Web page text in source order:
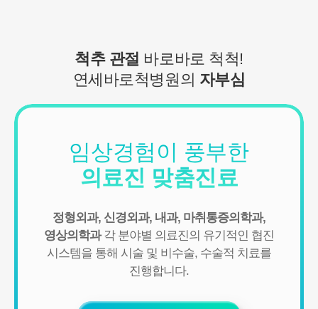
척추 관절 바로바로 척척!
연세바로척병원의 자부심
임상경험이 풍부한
의료진 맞춤진료
정형외과, 신경외과, 내과, 마취통증의학과,
영상의학과각 분야별 의료진의 유기적인 협진
시스템을 통해 시술 및 비수술, 수술적 치료를
진행합니다.
■ 수집하는 개인정보 항목
공을 위해 아래와 같은 개인정보를 수집하고 있습니다.
- 수집항목: 이름, 아이디, 비밀번호, 연락처, 이메일, 나이, 성별, 연
- 기타정보: 내원정보, 처방정보, 진료정보, 카드사명, 카드번호 등 카
드결제 승인정보
[상담신청 시 수집항목]
- 수집항목: 이름, 연락처, 이메일, 나이, 성별, 연령, 지역, 관심부위,
- 기타정보: 내원정보, 처방정보, 진료정보, 카드사명, 카드번호 등 카